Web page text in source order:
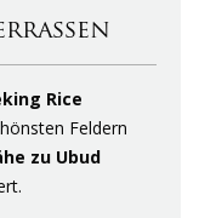
Rice
Feldern
zu Ubud